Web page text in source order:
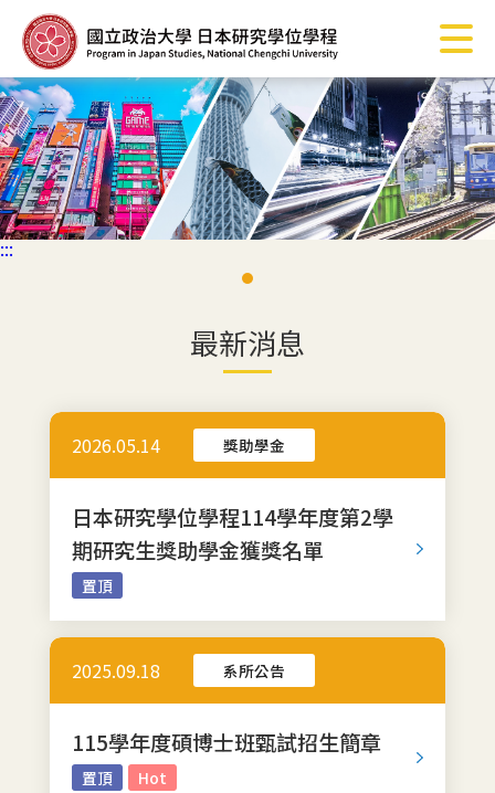
到
主
要
內
容
區
塊
:::
最新消息
2026.05.14 獎助學金
日本研究學位學程114學年度第2學
期研究生獎助學金獲獎名單
置頂
2025.09.18 系所公告
115學年度碩博士班甄試招生簡章
置頂 Hot